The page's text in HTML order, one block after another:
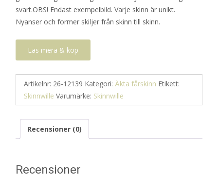
svart.OBS! Endast exempelbild. Varje skinn är unikt.
Nyanser och former skiljer från skinn till skinn.
Läs mera & köp
Artikelnr: 26-12139 Kategori: Äkta fårskinn Etikett:
Skinnwille Varumärke: Skinnwille
Recensioner (0)
Recensioner